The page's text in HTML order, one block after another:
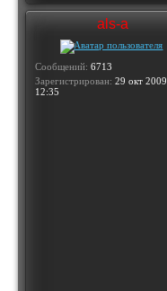
als-a
Сообщений: 6713
Зарегистрирован: 29 окт 2009,
12:35